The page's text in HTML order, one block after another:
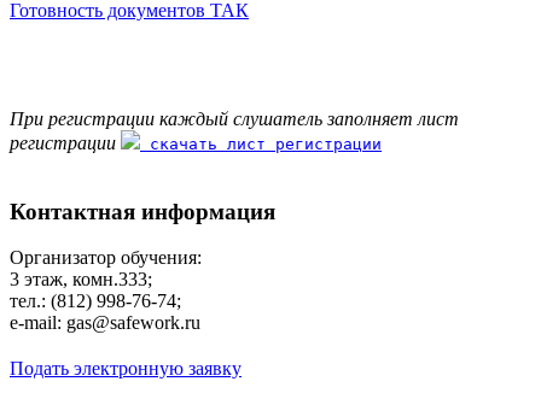
Готовность документов ТАК
При регистрации каждый слушатель заполняет лист
регистрации
скачать лист регистрации
Контактная информация
Организатор обучения:
3 этаж, комн.333;
тел.: (812) 998-76-74;
e-mail: gas@safework.ru
Подать электронную заявку